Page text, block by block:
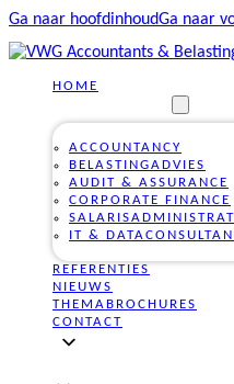
Ga naar hoofdinhoudGa naar
HOME
ACCOUNTANCY
BELASTINGADVIES
AUDIT & ASSURANCE
CORPORATE FINANCE
IT &
REFERENTIES
NIEUWS
THEMABROCHURES
CONTACT